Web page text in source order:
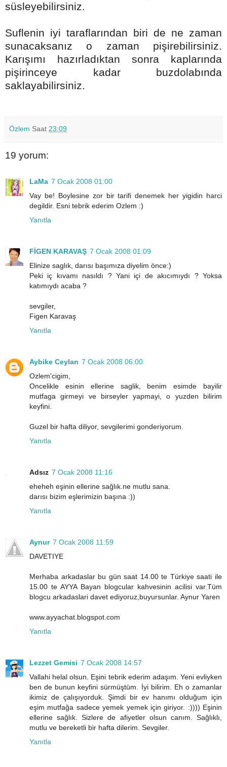
süsleyebilirsiniz.
Suflenin iyi taraflarından biri de ne zaman
sunacaksanız o zaman pişirebilirsiniz.
Karışımı hazırladıktan sonra kaplarında
pişirinceye kadar buzdolabında
saklayabilirsiniz.
Özlem Saat 23:09
19 yorum:
LaMa 7 Ocak 2008 01:00
Vay be! Boylesine zor bir tarifi denemek her yigidin harci
degildir. Esni tebrik ederim Ozlem :)
Yanıtla
FİGEN KARAVAŞ 7 Ocak 2008 01:09
Elinize saglık, darısı başımıza diyelim önce:)
Peki iç kıvamı nasıldı ? Yani içi de akıcımıydı ? Yoksa
katımıydı acaba ?
sevgiler,
Figen Karavaş
Yanıtla
Aybike Ceylan 7 Ocak 2008 06:00
Ozlem'cigim,
Oncelikle esinin ellerine saglik, benim esimde bayilir
mutfaga girmeyi ve birseyler yapmayi, o yuzden bilirim
keyfini.
Guzel bir hafta diliyor, sevgilerimi gonderiyorum.
Yanıtla
Adsız 7 Ocak 2008 11:16
eheheh eşinin ellerine sağlık.ne mutlu sana.
darısı bizim eşlerimizin başına :))
Yanıtla
Aynur 7 Ocak 2008 11:59
DAVETIYE
Merhaba arkadaslar bu gün saat 14.00 te Türkiye saati ile
15.00 te AYYA Bayan blogcular kahvesinin acilisi var.Tüm
blogcu arkadaslari davet ediyoruz,buyursunlar. Aynur Yaren
www.ayyachat.blogspot.com
Yanıtla
Lezzet Gemisi 7 Ocak 2008 14:57
Vallahi helal olsun. Eşini tebrik ederim adaşım. Yeni evliyken
ben de bunun keyfini sürmüştüm. İyi bilirim. Eh o zamanlar
ikimiz de çalışıyorduk. Şimdi bir ev hanımı olduğum için
eşim mutfağa sadece yemek yemek için giriyor. :)))) Eşinin
ellerine sağlık. Sizlere de afiyetler olsun canım. Sağlıklı,
mutlu ve bereketli bir hafta dilerim. Sevgiler.
Yanıtla